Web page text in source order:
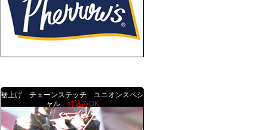
裾上げ チェーンステッチ ユニオンスペシ
ャル 持込みOK